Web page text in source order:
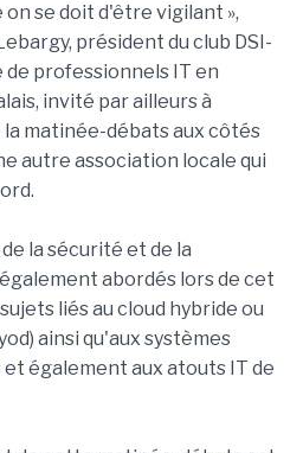
se doit d'être vigilant »,
président du club DSI-
de professionnels IT en
invité par ailleurs à
matinée-débats aux côtés
autre association locale qui
la sécurité et de la
abordés lors de cet
liés au cloud hybride ou
ainsi qu'aux systèmes
également aux atouts IT de